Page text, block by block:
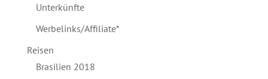
Unterkünfte
Werbelinks/Affiliate*
Reisen
Brasilien 2018